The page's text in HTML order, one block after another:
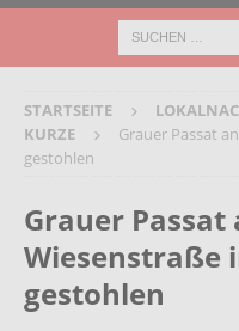
STARTSEITE
KURZE
Grauer Passat
gestohlen
Grauer Passat
Wiesenstraße
gestohlen